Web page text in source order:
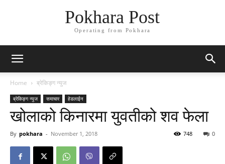
Pokhara Post
Operating from Pokhara
Home ब्रेकिङ्ग न्युज
ब्रेकिङ्ग न्युज समाचार हेडलाईन
खोलाको किनारमा युवतीको शव फेला
By pokhara - November 1, 2018 0
748